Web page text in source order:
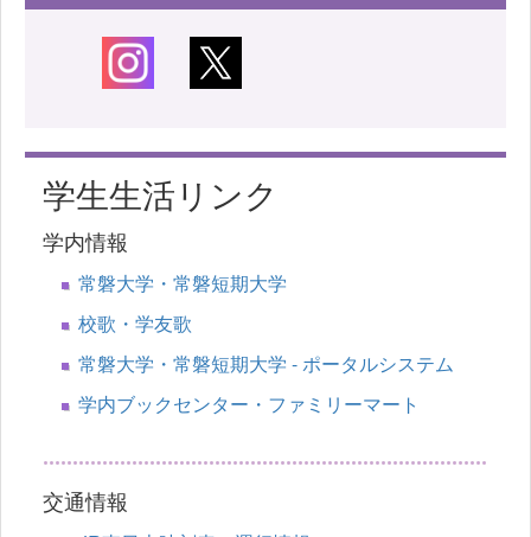
学生生活リンク
学内情報
常磐大学・常磐短期大学
校歌・学友歌
常磐大学・常磐短期大学 - ポータルシステム
学内ブックセンター・ファミリーマート
交通情報